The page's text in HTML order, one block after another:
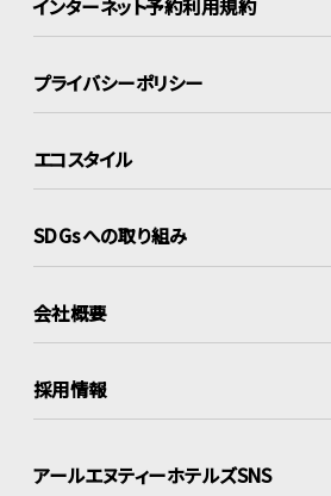
インターネット予約利用規約
プライバシーポリシー
エコスタイル
SDGsへの取り組み
会社概要
採用情報
アールエヌティーホテルズSNS